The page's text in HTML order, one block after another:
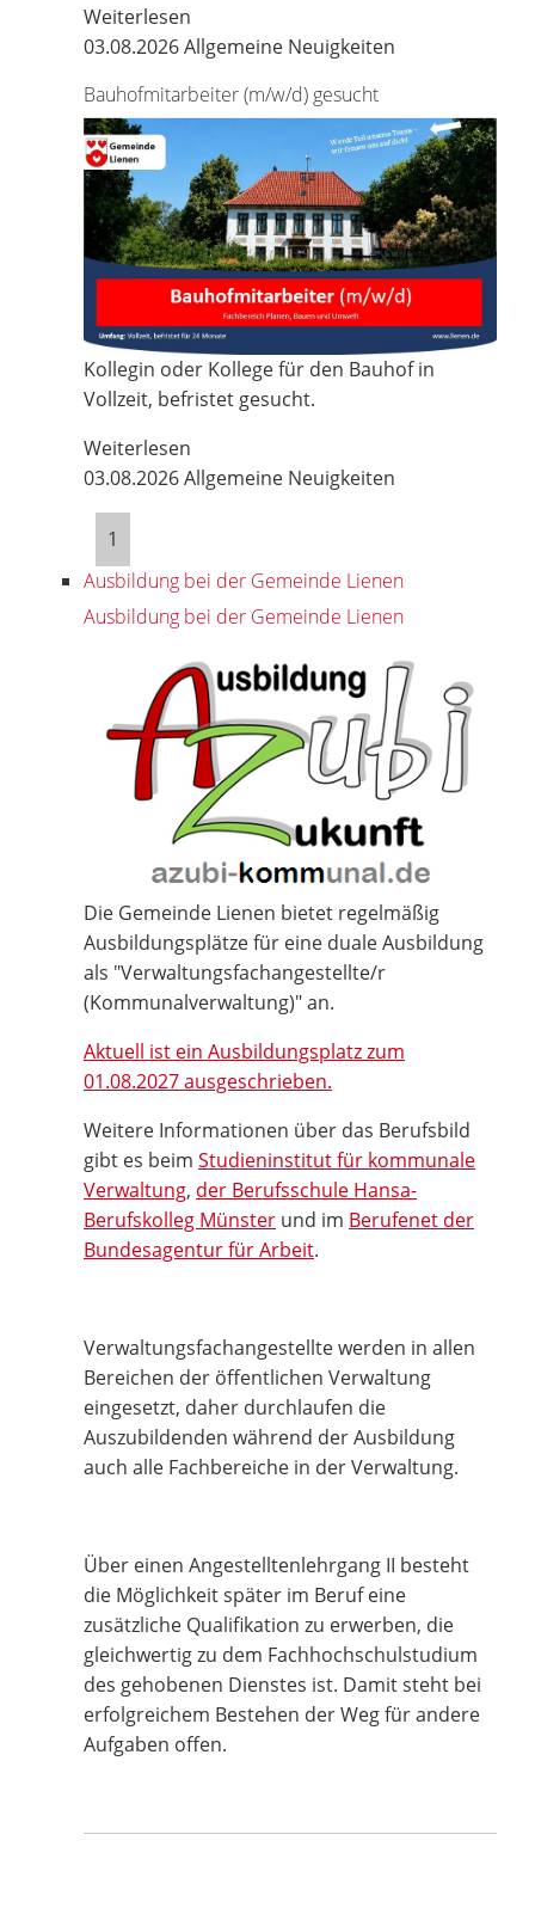
Weiterlesen
03.08.2026Allgemeine Neuigkeiten
Bauhofmitarbeiter (m/w/d) gesucht
Kollegin oder Kollege für den Bauhof in
Vollzeit, befristet gesucht.
Weiterlesen
03.08.2026Allgemeine Neuigkeiten
1
Ausbildung bei der Gemeinde Lienen
Ausbildung bei der Gemeinde Lienen
Die Gemeinde Lienen bietet regelmäßig
Ausbildungsplätze für eine duale Ausbildung
als "Verwaltungsfachangestellte/r
(Kommunalverwaltung)" an.
Aktuell ist ein Ausbildungsplatz zum
01.08.2027 ausgeschrieben.
Weitere Informationen über das Berufsbild
gibt es beim Studieninstitut für kommunale
Verwaltung, der Berufsschule Hansa-
Berufskolleg Münster und im Berufenet der
Bundesagentur für Arbeit.
Verwaltungsfachangestellte werden in allen
Bereichen der öffentlichen Verwaltung
eingesetzt, daher durchlaufen die
Auszubildenden während der Ausbildung
auch alle Fachbereiche in der Verwaltung.
Über einen Angestelltenlehrgang II besteht
die Möglichkeit später im Beruf eine
zusätzliche Qualifikation zu erwerben, die
gleichwertig zu dem Fachhochschulstudium
des gehobenen Dienstes ist. Damit steht bei
erfolgreichem Bestehen der Weg für andere
Aufgaben offen.